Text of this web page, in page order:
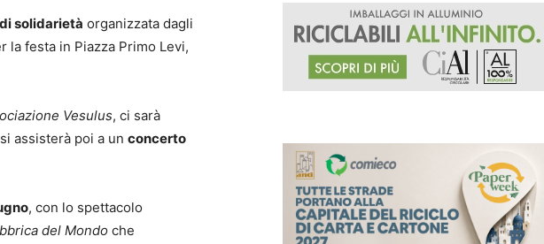
solidarietà organizzata dagli
la festa in Piazza Primo Levi,
Vesulus, ci sarà
assisterà poi a un concerto
, con lo spettacolo
del Mondo che